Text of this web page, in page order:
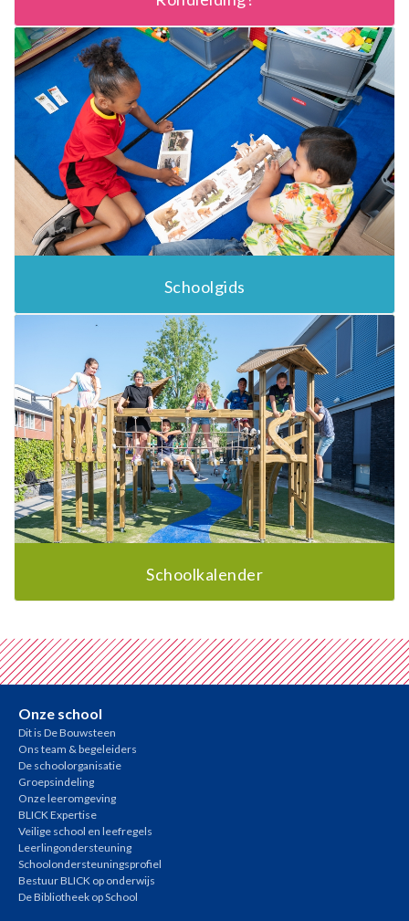
Schoolgids
Schoolkalender
Onze school
Dit is De Bouwsteen
Ons team & begeleiders
De schoolorganisatie
Groepsindeling
Onze leeromgeving
BLICK Expertise
Veilige school en leefregels
Leerlingondersteuning
Schoolondersteuningsprofiel
Bestuur BLICK op onderwijs
De Bibliotheek op School